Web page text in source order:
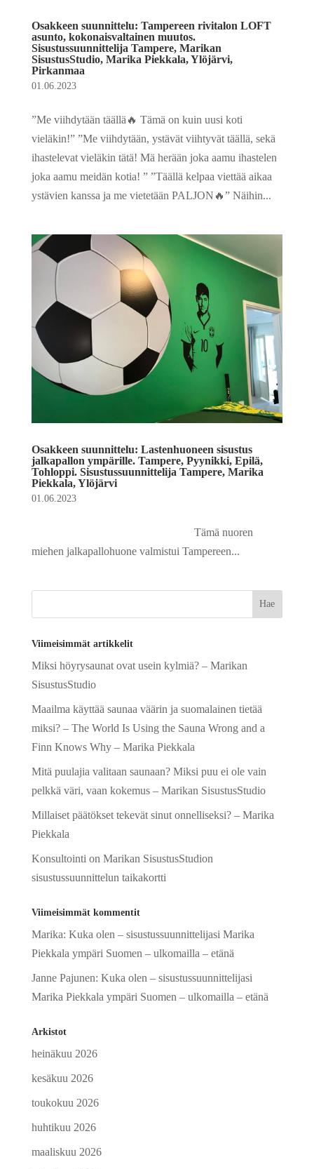
Osakkeen suunnittelu: Tampereen rivitalon LOFT
asunto, kokonaisvaltainen muutos.
Sisustussuunnittelija Tampere, Marikan
SisustusStudio, Marika Piekkala, Ylöjärvi,
Pirkanmaa
01.06.2023
”Me viihdytään täällä🔥 Tämä on kuin uusi koti
vieläkin!” ”Me viihdytään, ystävät viihtyvät täällä, sekä
ihastelevat vieläkin tätä! Mä herään joka aamu ihastelen
joka aamu meidän kotia! ” ”Täällä kelpaa viettää aikaa
ystävien kanssa ja me vietetään PALJON🔥” Näihin...
Osakkeen suunnittelu: Lastenhuoneen sisustus
jalkapallon ympärille. Tampere, Pyynikki, Epilä,
Tohloppi. Sisustussuunnittelija Tampere, Marika
Piekkala, Ylöjärvi
01.06.2023
Tämä nuoren
miehen jalkapallohuone valmistui Tampereen...
Viimeisimmät artikkelit
Miksi höyrysaunat ovat usein kylmiä? – Marikan
SisustusStudio
Maailma käyttää saunaa väärin ja suomalainen tietää
miksi? – The World Is Using the Sauna Wrong and a
Finn Knows Why – Marika Piekkala
Mitä puulajia valitaan saunaan? Miksi puu ei ole vain
pelkkä väri, vaan kokemus – Marikan SisustusStudio
Millaiset päätökset tekevät sinut onnelliseksi? – Marika
Piekkala
Konsultointi on Marikan SisustusStudion
sisustussuunnittelun taikakortti
Viimeisimmät kommentit
Marika: Kuka olen – sisustussuunnittelijasi Marika
Piekkala ympäri Suomen – ulkomailla – etänä
Janne Pajunen: Kuka olen – sisustussuunnittelijasi
Marika Piekkala ympäri Suomen – ulkomailla – etänä
Arkistot
heinäkuu 2026
kesäkuu 2026
toukokuu 2026
huhtikuu 2026
maaliskuu 2026